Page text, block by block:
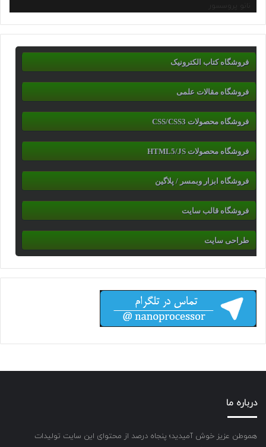
نانو پروسسور
فروشگاه کتاب الکترونیک
فروشگاه مقالات علمی
فروشگاه محصولات CSS/CSS3
فروشگاه محصولات HTML5/JS
فروشگاه ابزار وبمسر / پلاگین
فروشگاه قالب سایت
طراحی سایت
درباره ما
هموطن عزیز خوش آمیدید؛ پنجاه درصد از محتوای این سایت تولیدات